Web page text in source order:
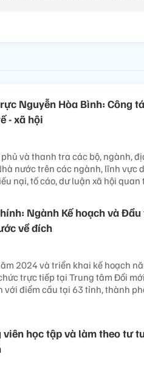
Nguyễn Hòa Bình: Công
- xã hội
và thanh tra các bộ, ngành,
nước trên các ngành, lĩnh vực
nại, tố cáo, dư luận xã hội quan
Ngành Kế hoạch và
về đích
2024 và triển khai kế hoạch
trực tiếp tại Trung tâm Đổi
với điểm cầu tại 63 tỉnh, thành
viên học tập và làm theo tư